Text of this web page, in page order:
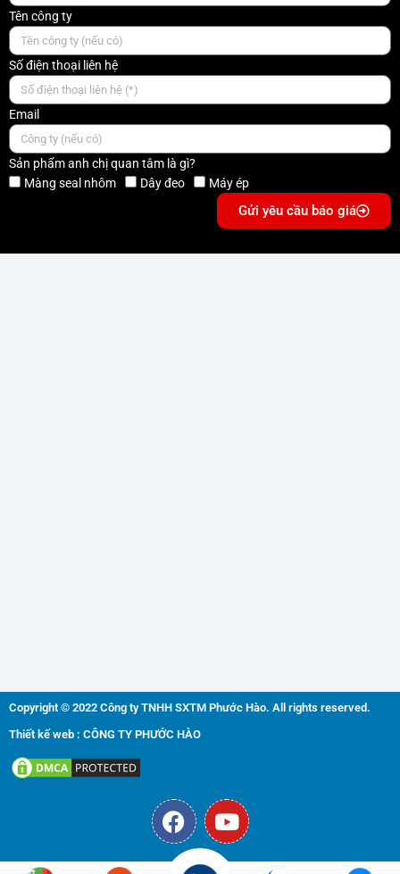
Tên công ty
Số điện thoại liên hệ
Email
Sản phẩm anh chị quan tâm là gì?
Màng seal nhôm
Dây đeo Máy ép
Gửi yêu cầu báo giá
Copyright © 2022 Công ty TNHH SXTM Phước Hào. All rights reserved.
Thiết kế web : CÔNG TY PHƯỚC HÀO
F
a
c
Y
o
u